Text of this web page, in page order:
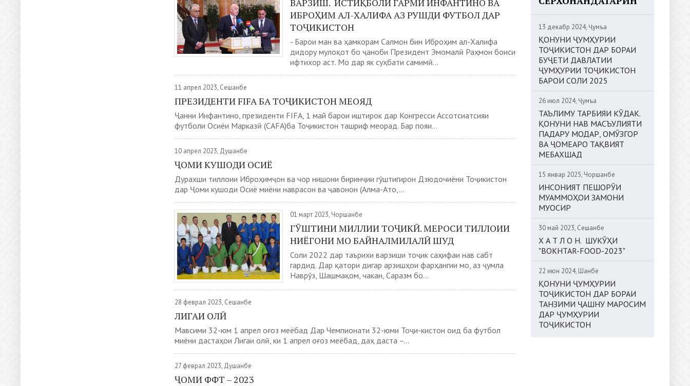
ВАРЗИШ. ИСТИҚБОЛИ ГАРМИ ИНФАНТИНО ВА
ИБРОҲИМ АЛ-ХАЛИФА АЗ РУШДИ ФУТБОЛ ДАР
ТОҶИКИСТОН
- Барои ман ва ҳамкорам Салмон бин Иброҳим ал-Халифа
дидору мулоқот бо ҷаноби Президент Эмомалӣ Раҳмон боиси
ифтихор аст. Мо дар як суҳбати самимӣ...
11 апрел 2023, Сешанбе
ПРЕЗИДЕНТИ FIFA БА ТОҶИКИСТОН МЕОЯД
Ҷанни Инфантино, президенти FIFA, 1 май барои иштирок дар Конгресси Ассотсиатсияи
футболи Осиёи Марказӣ (CAFA)ба Тоҷикистон ташриф меорад. Бар пояи...
10 апрел 2023, Душанбе
ҶОМИ КУШОДИ ОСИЁ
Дурахши тиллоии Иброҳимҷон ва чор нишони биринҷии гӯштигирон Дзюдочиёни Тоҷикистон
дар Ҷоми кушоди Осиё миёни наврасон ва ҷавонон (Алма-Ато,...
01 март 2023, Чоршанбе
ГӮШТИНИ МИЛЛИИ ТОҶИКӢ. МЕРОСИ ТИЛЛОИИ
НИЁГОНИ МО БАЙНАЛМИЛАЛӢ ШУД
Соли 2022 дар таърихи варзиши тоҷик саҳифаи нав сабт
гардид. Дар қатори дигар арзишҳои фарҳангии мо, аз ҷумла
Наврӯз, Шашмақом, чакан, Саразм бо...
28 феврал 2023, Сешанбе
ЛИГАИ ОЛӢ
Мавсими 32-юм 1 апрел оғоз меёбад Дар Чемпионати 32-юми Тоҷи-кистон оид ба футбол
миёни дастаҳои Лигаи олӣ, ки 1 апрел оғоз меёбад, даҳ даста –...
27 феврал 2023, Душанбе
ҶОМИ ФФТ – 2023
13 декабр 2024, Ҷумъа
ҚОНУНИ ҶУМҲУРИИ
ТОҶИКИСТОН ДАР БОРАИ
БУҶЕТИ ДАВЛАТИИ
ҶУМҲУРИИ ТОҶИКИСТОН
БАРОИ СОЛИ 2025
26 июл 2024, Ҷумъа
ТАЪЛИМУ ТАРБИЯИ КӮДАК.
ҚОНУНИ НАВ МАСЪУЛИЯТИ
ПАДАРУ МОДАР, ОМӮЗГОР
ВА ҶОМЕАРО ТАҚВИЯТ
МЕБАХШАД
15 январ 2025, Чоршанбе
ИНСОНИЯТ ПЕШОРӮИ
МУАММОҲОИ ЗАМОНИ
МУОСИР
30 май 2023, Сешанбе
Х А Т Л О Н. ШУКӮҲИ
"BOKHTAR-FOOD-2023"
22 июн 2024, Шанбе
ҚОНУНИ ҶУМҲУРИИ
ТОҶИКИСТОН ДАР БОРАИ
ТАНЗИМИ ҶАШНУ МАРОСИМ
ДАР ҶУМҲУРИИ
ТОҶИКИСТОН